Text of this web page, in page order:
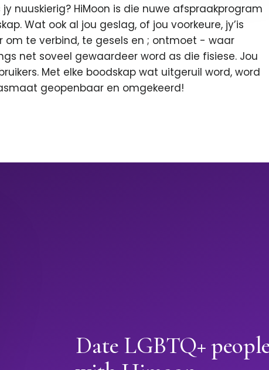
nuuskierig? HiMoon is die nuwe afspraakprogram
Wat ook al jou geslag, of jou voorkeure, jy’is
om te verbind, te gesels en ; ontmoet - waar
net soveel gewaardeer word as die fisiese. Jou
Met elke boodskap wat uitgeruil word, word
geopenbaar en omgekeerd!
Date LGBTQ+